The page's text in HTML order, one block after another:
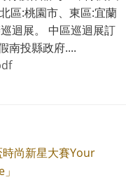
區:桃園市、東區:宜蘭
迴展。 中區巡迴展訂
南投縣政府....
尚新星大賽Your